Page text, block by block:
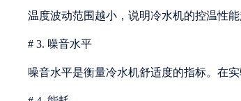
温度波动范围越小，说明冷水机的控温性
# 3. 噪音水平
噪音水平是衡量冷水机舒适度的指标。在